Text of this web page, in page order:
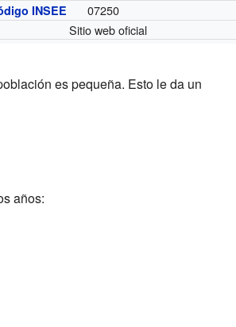
INSEE
07250
Sitio web oficial
es pequeña. Esto le da un
años: